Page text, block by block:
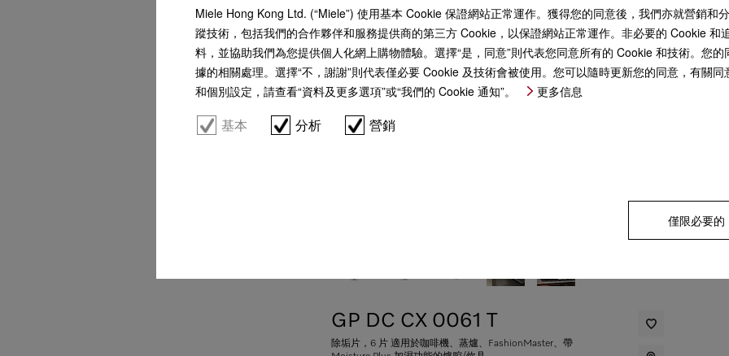
GP DC CX 0061 T
除垢片，6 片 適用於咖啡機、蒸爐、FashionMaster、帶
Miele Hong Kong Ltd. (“Miele”) 使用基本 Cookie 保證網站正常運作。獲得您的同意後，我們亦就營銷和
蹤技術，包括我們的合作夥伴和服務提供商的第三方 Cookie，以保證網站正常運作。非必要的 Cookie 和
料，並協助我們為您提供個人化網上購物體驗。選擇“是，同意”則代表您同意所有的 Cookie 和技術。您
據的相關處理。選擇“不，謝謝”則代表僅必要 Cookie 及技術會被使用。您可以隨時更新您的同意，有關
和個別設定，請查看“資料及更多選項”或“我們的 Cookie 通知”。
更多信息
基本 分析 營銷
僅限必要的